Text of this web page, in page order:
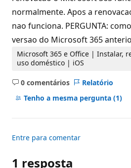
e
r
p
t
ç
ã
normalmente. Apos a
nao funciona. PERGUNTA:
versao do Microsoft 365
Microsoft 365 e Office | Instalar,
uso doméstico | iOS
0 comentários
Sem
comentários
Relatório
Tenho a mesma pergunta (1)
Entre para comentar
1 resposta